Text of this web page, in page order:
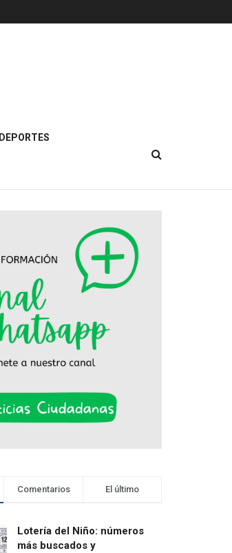
DEPORTES
Comentarios El último
Lotería del Niño: números
más buscados y